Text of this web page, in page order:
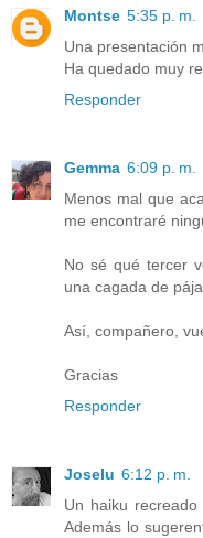
Montse 5:35 p. m.
Una presentación
Ha quedado muy
Responder
Gemma 6:09 p. m.
Menos mal que
me encontraré
No sé qué tercer
una cagada de
Así, compañero,
Gracias
Responder
Joselu 6:12 p. m.
Un haiku
Además lo